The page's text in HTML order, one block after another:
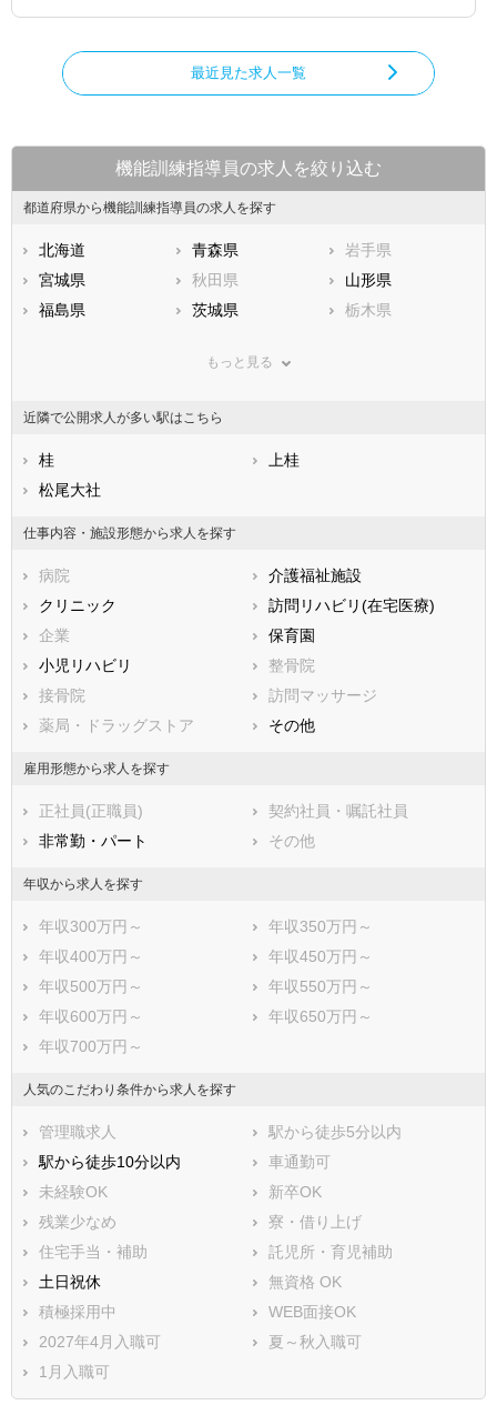
最近見た求人一覧
機能訓練指導員の求人を絞り込む
都道府県から機能訓練指導員の求人を探す
北海道 青森県
岩手県
宮城県
秋田県
山形県
福島県
茨城県
栃木県
神奈川県
石川県
福井県
静岡県
滋賀県
広島県
徳島県
香川県
高知県
福岡県
熊本県
鹿児島県
もっと見る
近隣で公開求人が多い駅はこちら
桂
上桂
松尾大社
仕事内容・施設形態から求人を探す
病院
介護福祉施設
クリニック
訪問リハビリ(在宅医療)
企業
保育園
小児リハビリ
整骨院
接骨院
訪問マッサージ
薬局・ドラッグストア
その他
雇用形態から求人を探す
正社員(正職員)
契約社員・嘱託社員
非常勤・パート
その他
年収から求人を探す
年収300万円～
年収350万円～
年収400万円～
年収450万円～
年収500万円～
年収550万円～
年収600万円～
年収650万円～
年収700万円～
人気のこだわり条件から求人を探す
管理職求人
駅から徒歩5分以内
駅から徒歩10分以内
車通勤可
未経験OK
新卒OK
残業少なめ
寮・借り上げ
住宅手当・補助
託児所・育児補助
土日祝休
無資格 OK
積極採用中
WEB面接OK
2027年4月入職可
夏～秋入職可
1月入職可